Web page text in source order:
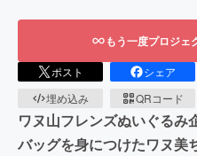
もう一度プロジェ
ポスト シェア
埋め込み
QRコード
ワヌ山フレンズぬいぐるみ
バッグを身につけたワヌ美